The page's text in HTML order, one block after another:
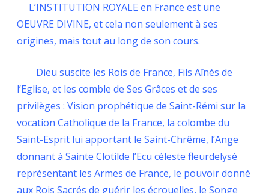
L’INSTITUTION ROYALE en France est une
OEUVRE DIVINE, et cela non seulement à ses
origines, mais tout au long de son cours.
Dieu suscite les Rois de France, Fils Aînés de
l’Eglise, et les comble de Ses Grâces et de ses
privilèges : Vision prophétique de Saint-Rémi sur la
vocation Catholique de la France, la colombe du
Saint-Esprit lui apportant le Saint-Chrême, l’Ange
donnant à Sainte Clotilde l’Ecu céleste fleurdelysè
représentant les Armes de France, le pouvoir donné
aux Rois Sacrés de guérir les écrouelles, le Songe